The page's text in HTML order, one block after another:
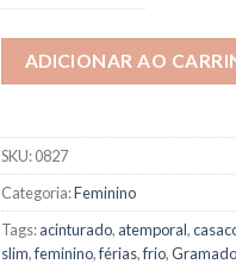
ADICIONAR AO
SKU:0827
Categoria:Feminino
Tags:acinturado, atemporal,
slim,feminino,férias,frio,Gramado